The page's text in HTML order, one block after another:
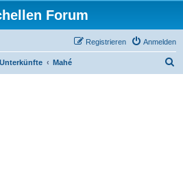
Forum
Anmelden
Registrieren
Unterkünfte Mahé